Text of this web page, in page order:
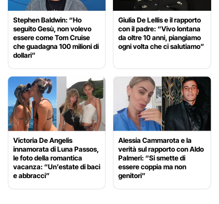
Stephen Baldwin: “Ho
seguito Gesù, non volevo
essere come Tom Cruise
che guadagna 100 milioni di
dollari”
Giulia De Lellis e il rapporto
con il padre: “Vivo lontana
da oltre 10 anni, piangiamo
ogni volta che ci salutiamo”
Victoria De Angelis
innamorata di Luna Passos,
le foto della romantica
vacanza: “Un’estate di baci
e abbracci”
Alessia Cammarota e la
verità sul rapporto con Aldo
Palmeri: “Si smette di
essere coppia ma non
genitori”